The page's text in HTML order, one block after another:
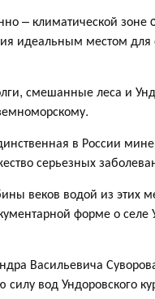
– климатической
идеальным местом
смешанные леса и
в России
серьезных
веков водой из этих
форме о
Васильевича
вод Ундоровского